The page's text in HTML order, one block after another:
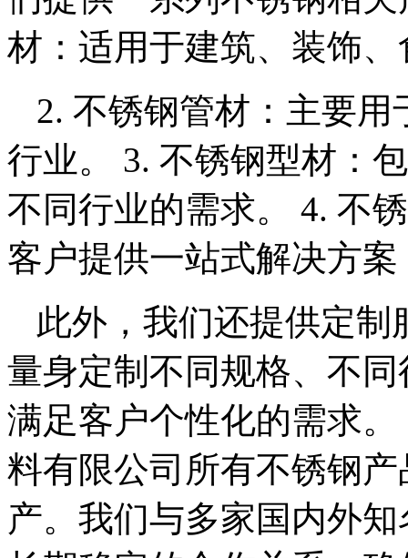
材：适用于建筑、装饰
2. 不锈钢管材：主要
行业。 3. 不锈钢型材：
不同行业的需求。 4. 不
客户提供一站式解决方案
此外，我们还提供定
量身定制不同规格、不
满足客户个性化的需求
料有限公司所有不锈钢
产。我们与多家国内外